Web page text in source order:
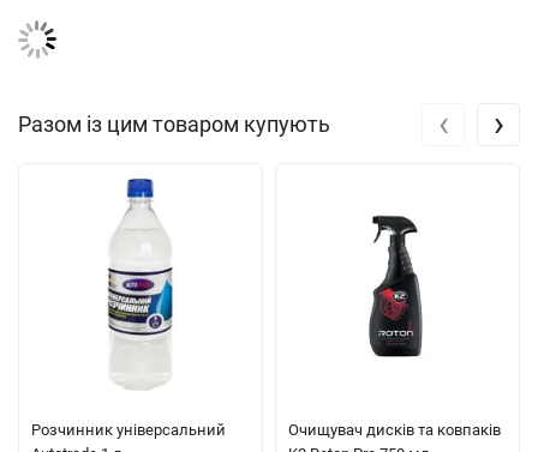
Разом із цим товаром купують
Розчинник універсальний
Очищувач дисків та ковпаків
‹ ›